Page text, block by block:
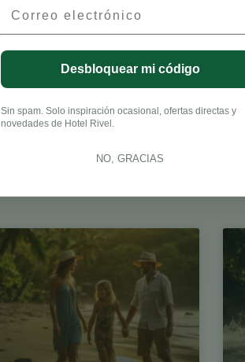
Desbloquear mi código
Sin spam. Solo inspiración ocasional, ofertas directas y
novedades de Hotel Rivel.
NO, GRACIAS